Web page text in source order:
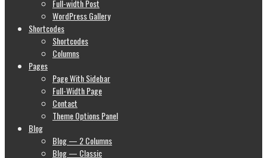
Full-width Post
WordPress Gallery
Shortcodes
Shortcodes
Columns
Pages
Page With Sidebar
Full-Width Page
Contact
Theme Options Panel
Blog
Blog — 2 Columns
Blog — Classic